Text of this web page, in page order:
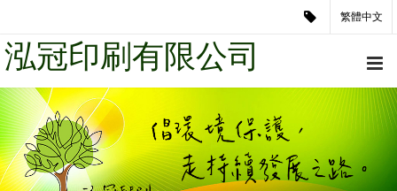
繁體中文
泓冠印刷有限公司